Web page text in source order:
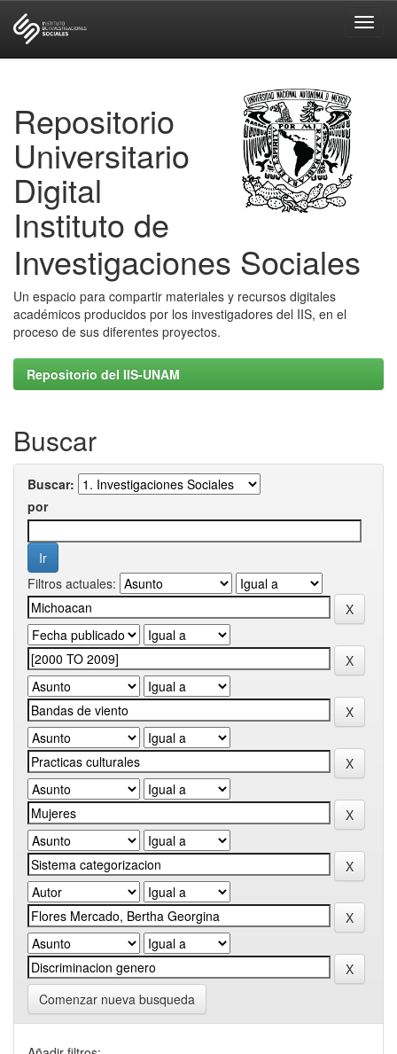
Repositorio
Universitario
Digital
Instituto de
Investigaciones Sociales
Un espacio para compartir materiales y recursos digitales
académicos producidos por los investigadores del IIS, en el
proceso de sus diferentes proyectos.
Repositorio del IIS-UNAM
Buscar
Buscar:
por
Filtros actuales:
Comenzar nueva busqueda